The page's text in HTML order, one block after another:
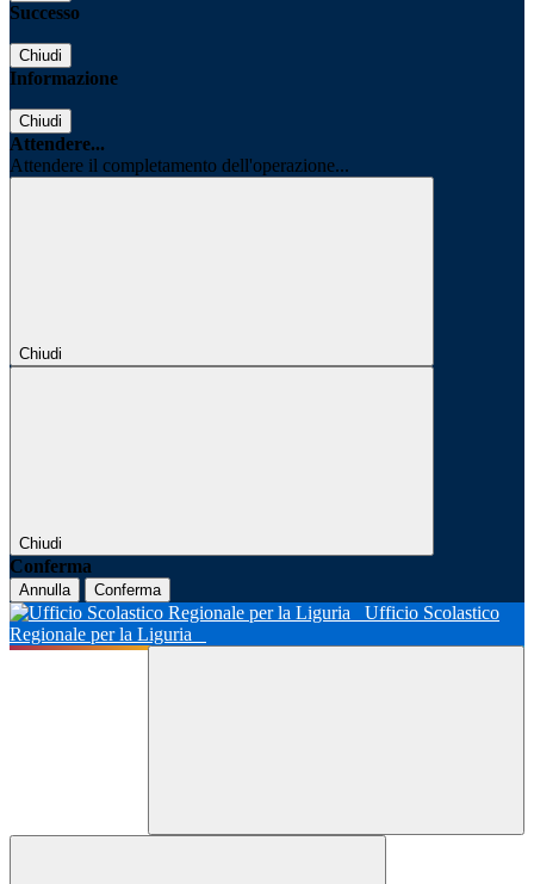
Successo
Chiudi
Informazione
Chiudi
Attendere...
Attendere il completamento dell'operazione...
Chiudi
Chiudi
Conferma
Annulla Conferma
Ufficio Scolastico
Regionale per la Liguria